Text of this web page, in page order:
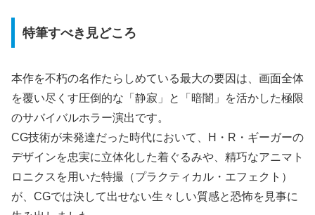
特筆すべき見どころ
本作を不朽の名作たらしめている最大の要因は、画面全体
を覆い尽くす圧倒的な「静寂」と「暗闇」を活かした極限
のサバイバルホラー演出です。
CG技術が未発達だった時代において、H・R・ギーガーの
デザインを忠実に立体化した着ぐるみや、精巧なアニマト
ロニクスを用いた特撮（プラクティカル・エフェクト）
が、CGでは決して出せない生々しい質感と恐怖を見事に